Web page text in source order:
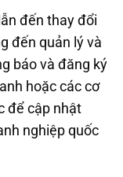
đến thay đổi
đến quản lý và
báo và đăng ký
hoặc các cơ
để cập nhật
nghiệp quốc